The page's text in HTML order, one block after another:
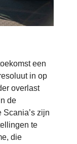
een
in op
overlast
de
zijn
te
die